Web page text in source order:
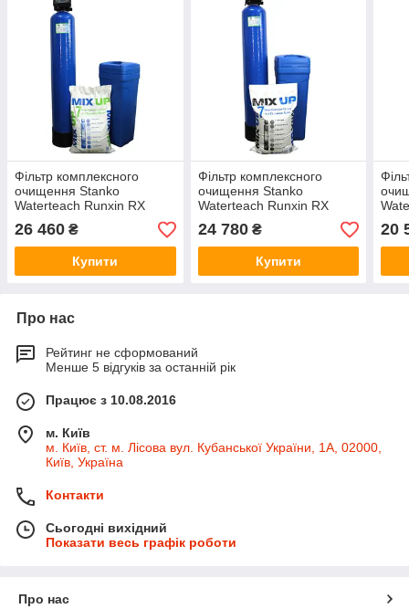
Фільтр комплексного
очищення Stanko
Waterteach Runxin RX
1054 MIX Fe+
26 460 ₴
Купити
Фільтр комплексного
очищення Stanko
Waterteach Runxin RX
1054 MIX
24 780₴
Купити
20
Про нас
Рейтинг не сформований
Менше 5 відгуків за останній рік
Працює з 10.08.2016
м. Київ
м. Київ, ст. м. Лісова вул. Кубанської України, 1А, 02000,
Київ, Україна
Контакти
Сьогодні вихідний
Показати весь графік роботи
Про нас